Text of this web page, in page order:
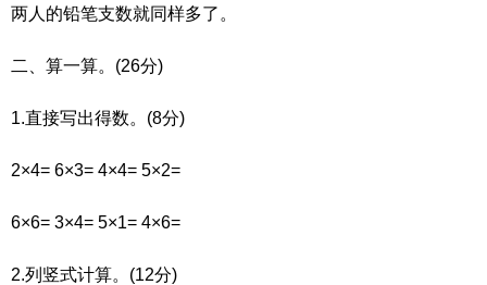
两人的铅笔支数就同样多了。
二、算一算。(26分)
1.直接写出得数。(8分)
2×4= 6×3= 4×4= 5×2=
6×6= 3×4= 5×1= 4×6=
2.列竖式计算。(12分)